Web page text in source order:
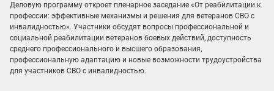
Деловую программу откроет пленарное заседание «От реабилитации к
профессии: эффективные механизмы и решения для ветеранов СВО с
инвалидностью». Участники обсудят вопросы профессиональной и
социальной реабилитации ветеранов боевых действий, доступность
среднего профессионального и высшего образования,
профессиональную адаптацию и новые возможности трудоустройства
для участников СВО с инвалидностью.